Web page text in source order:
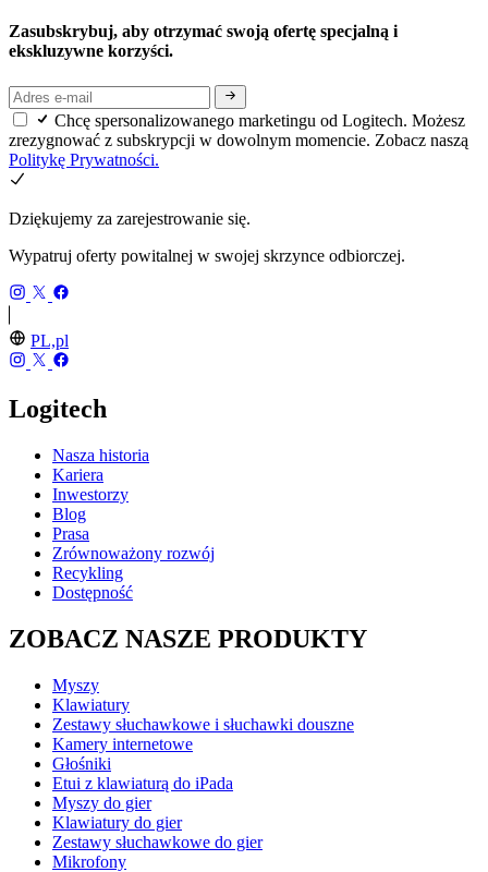
Zasubskrybuj, aby otrzymać swoją ofertę specjalną i
ekskluzywne korzyści.
Chcę spersonalizowanego marketingu od Logitech. Możesz
zrezygnować z subskrypcji w dowolnym momencie. Zobacz naszą
Politykę Prywatności.
Dziękujemy za zarejestrowanie się.
Wypatruj oferty powitalnej w swojej skrzynce odbiorczej.
PL,pl
Logitech
Nasza historia
Kariera
Inwestorzy
Blog
Prasa
Zrównoważony rozwój
Recykling
Dostępność
ZOBACZ NASZE PRODUKTY
Myszy
Klawiatury
Zestawy słuchawkowe i słuchawki douszne
Kamery internetowe
Głośniki
Etui z klawiaturą do iPada
Myszy do gier
Klawiatury do gier
Zestawy słuchawkowe do gier
Mikrofony